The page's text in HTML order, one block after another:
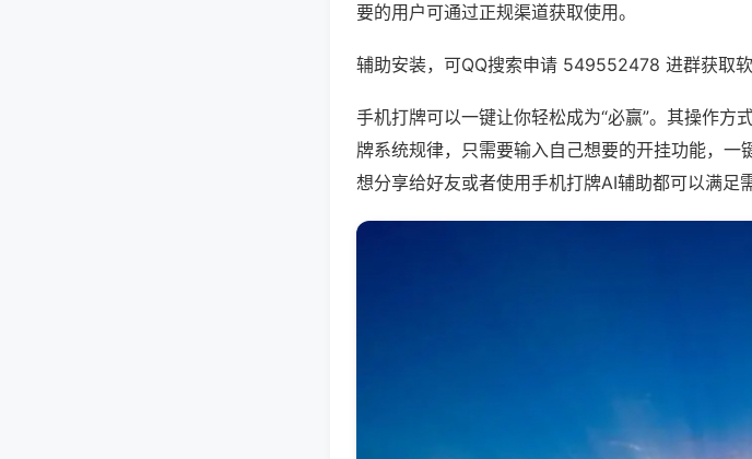
要的用户可通过正规渠道获取使用。
辅助安装，可QQ搜索申请 549552478 进群获取
手机打牌可以一键让你轻松成为“必赢”。其操作
牌系统规律，只需要输入自己想要的开挂功能，
想分享给好友或者使用手机打牌AI辅助都可以满足需